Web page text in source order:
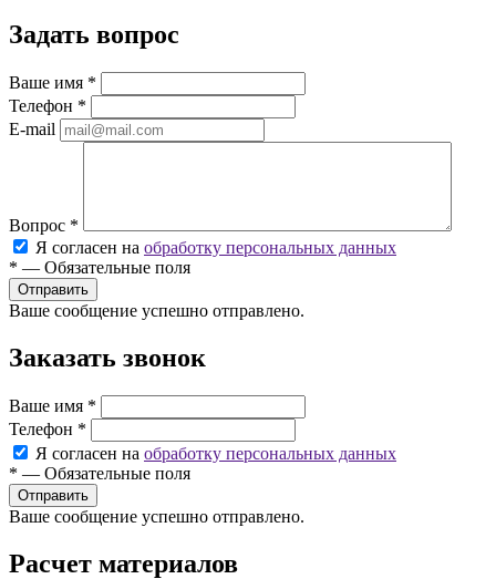
Задать вопрос
Ваше имя *
Телефон *
E-mail
Вопрос *
Я согласен на обработку персональных данных
* — Обязательные поля
Ваше сообщение успешно отправлено.
Заказать звонок
Ваше имя *
Телефон *
Я согласен на обработку персональных данных
* — Обязательные поля
Ваше сообщение успешно отправлено.
Расчет материалов